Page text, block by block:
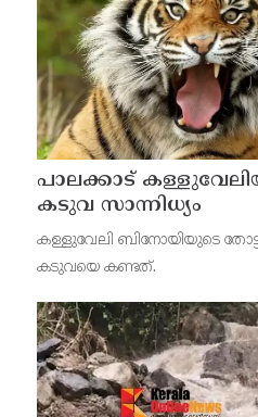
പൈനാപ്പിൾ ക
പാലക്കാട്
കടുവ സാന്നിധ്യം
കള്ളുവേലി ബിനോയിയുടെ
കടുവയെ കണ്ടത്.